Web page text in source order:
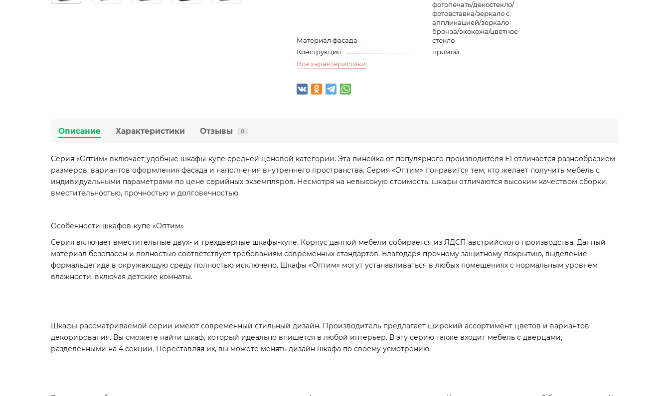
Материал фасада
фотопечать/декостекло/
фотовставка/зеркало с
аппликацией/зеркало
бронза/экокожа/цветное
стекло
Конструкция
прямой
Все характеристики
Описание Характеристики Отзывы 0
Серия «Оптим» включает удобные шкафы-купе средней ценовой категории. Эта линейка от популярного производителя Е1 отличается разнообразием
размеров, вариантов оформления фасада и наполнения внутреннего пространства. Серия «Оптим» понравится тем, кто желает получить мебель с
индивидуальными параметрами по цене серийных экземпляров. Несмотря на невысокую стоимость, шкафы отличаются высоким качеством сборки,
вместительностью, прочностью и долговечностью.
Особенности шкафов-купе «Оптим»
Серия включает вместительные двух- и трехдверные шкафы-купе. Корпус данной мебели собирается из ЛДСП австрийского производства. Данный
материал безопасен и полностью соответствует требованиям современных стандартов. Благодаря прочному защитному покрытию, выделение
формальдегида в окружающую среду полностью исключено. Шкафы «Оптим» могут устанавливаться в любых помещениях с нормальным уровнем
влажности, включая детские комнаты.
Шкафы рассматриваемой серии имеют современный стильный дизайн. Производитель предлагает широкий ассортимент цветов и вариантов
декорирования. Вы сможете найти шкаф, который идеально впишется в любой интерьер. В эту серию также входит мебель с дверцами,
разделенными на 4 секции. Переставляя их, вы можете менять дизайн шкафа по своему усмотрению.